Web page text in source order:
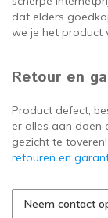
dat elders
we je het product
Retour en
Product defect,
er alles aan doen
gezicht te
retouren en
Neem contact